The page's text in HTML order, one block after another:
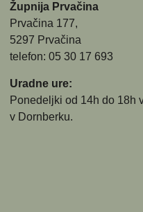
Župnija Prvačina
Prvačina 177,
5297 Prvačina
telefon: 05 30 17 693
Uradne ure:
Ponedeljki od 14h do 18h
v Dornberku.